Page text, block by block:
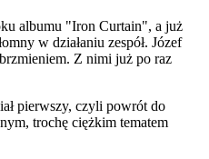
albumu "Iron Curtain", a już
w działaniu zespół. Józef
Z nimi już po raz
pierwszy, czyli powrót do
trochę ciężkim tematem